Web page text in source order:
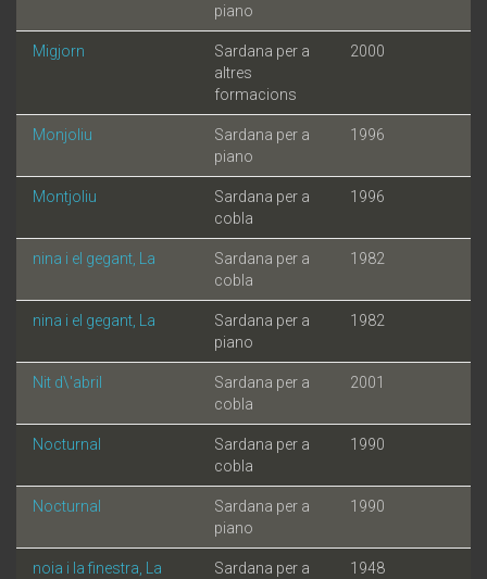
piano
Migjorn
Sardana per a
altres
formacions
2000
Monjoliu
Sardana per a
piano
1996
Montjoliu
Sardana per a
cobla
1996
nina i el gegant, La
Sardana per a
cobla
1982
nina i el gegant, La
Sardana per a
piano
1982
Nit d\'abril
Sardana per a
cobla
2001
Nocturnal
Sardana per a
cobla
1990
Nocturnal
Sardana per a
piano
1990
noia i la finestra, La
Sardana per a
1948